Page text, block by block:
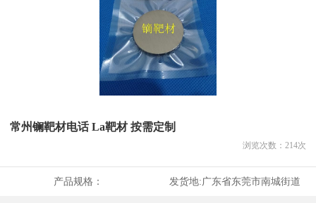
常州镧靶材电话 La靶材 按需定制
浏览次数： 214次
产品规格： 发货地:广东省东莞市南城街道